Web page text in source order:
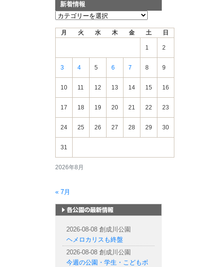
新着情報
新
2026年8月
月 火 水 木 金 土 日
1 2
3 4 5 6 7 8 9
10 11 12 13 14 15 16
17 18 19 20 21 22 23
24 25 26 27 28 29 30
31
« 7月
2026-08-08 創成川公園
ヘメロカリスも終盤
2026-08-08 創成川公園
今週の公園・学生・こどもボ